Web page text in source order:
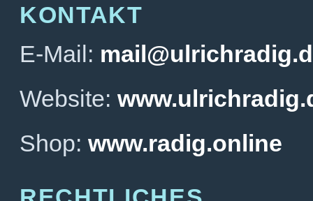
KONTAKT
E-Mail:
Website:
Shop: www.radig.online